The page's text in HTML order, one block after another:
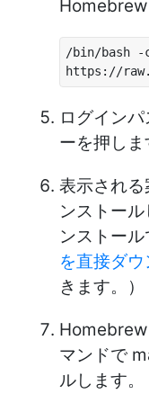
Homebrew
/bin/bash -
https://
ログイン
ーを押しま
表示され
ンストー
ンストール
を直接ダ
きます。）
Homebrew
マンドで
ルします。